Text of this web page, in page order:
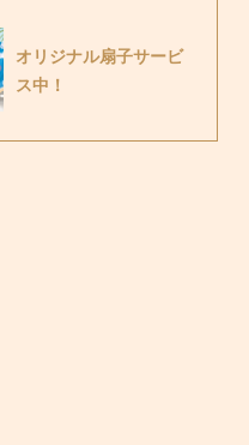
オリジナル扇子サービ
ス中！